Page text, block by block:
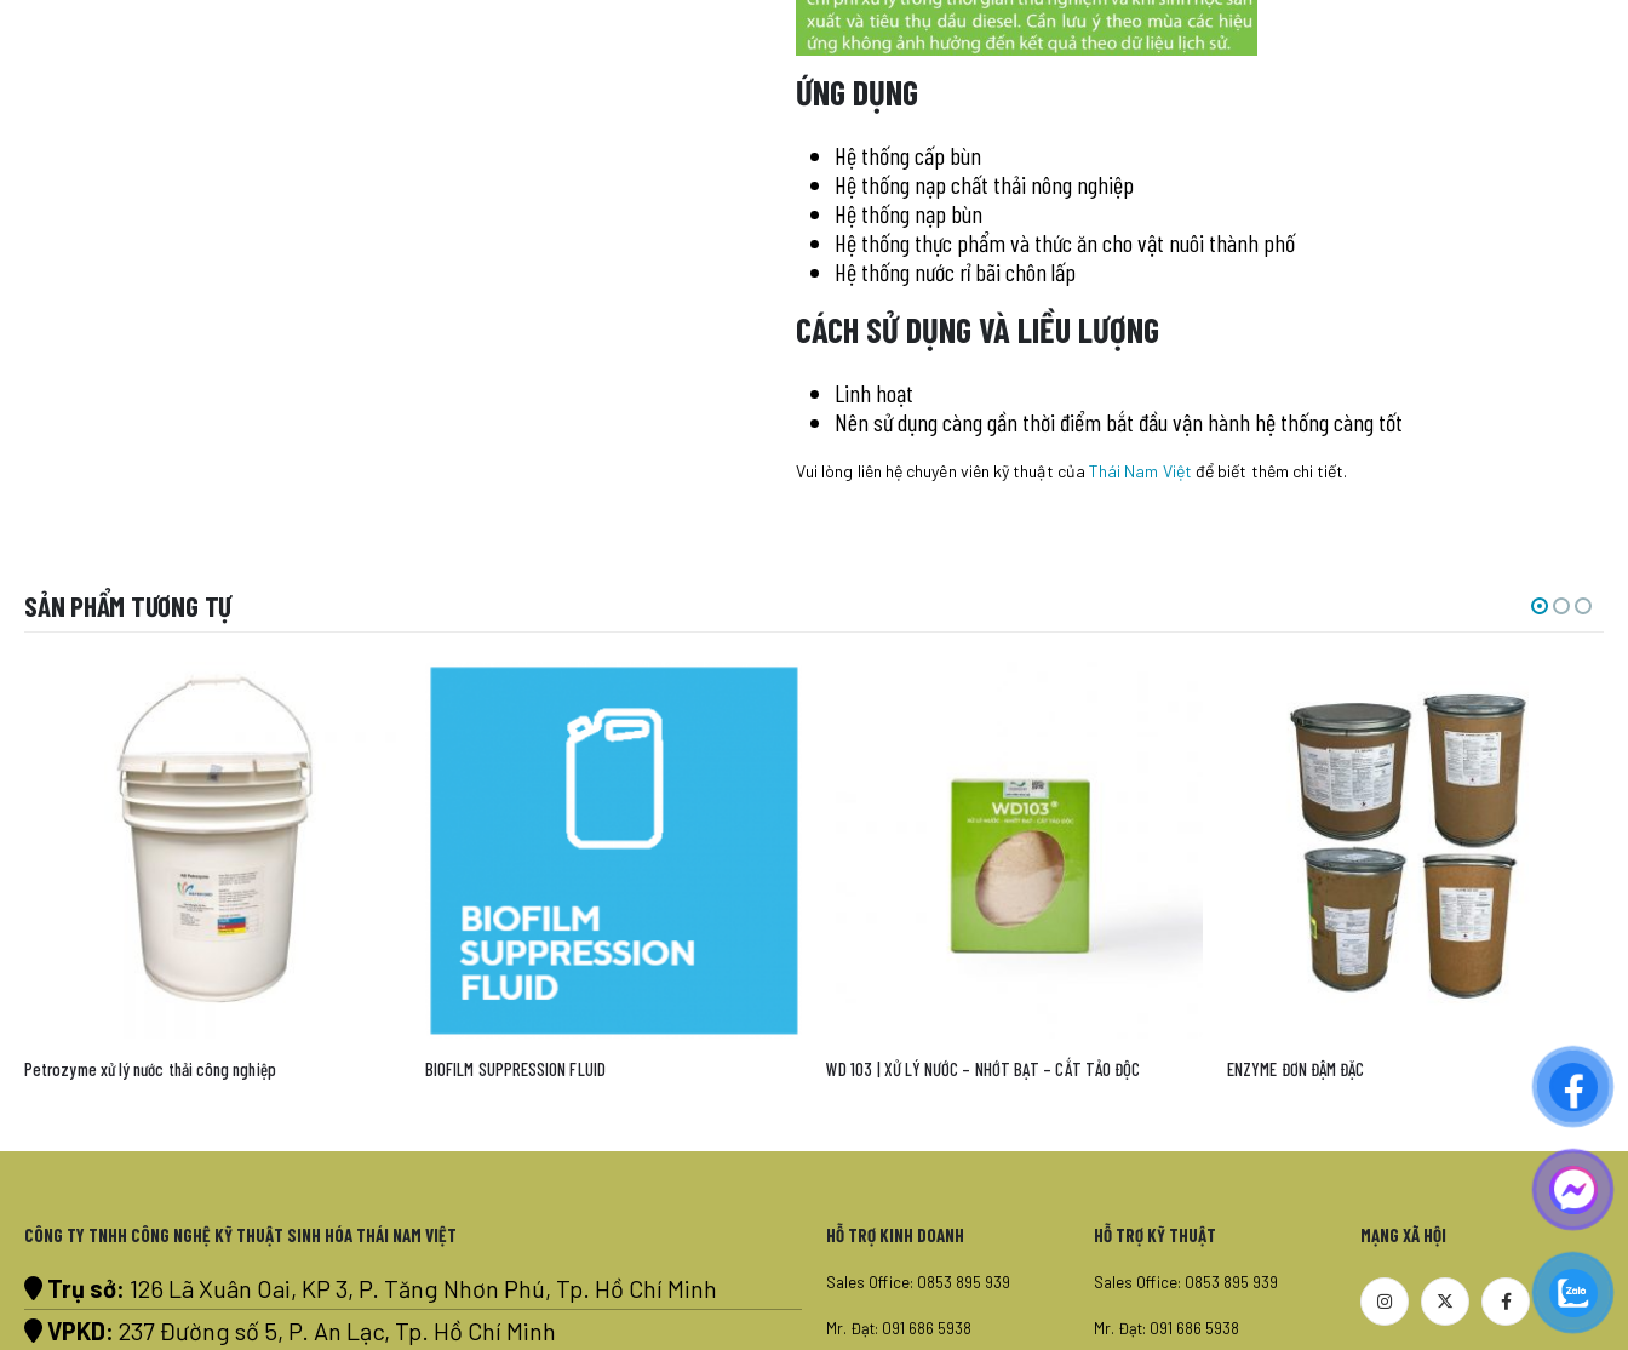
ỨNG DỤNG
Hệ thống cấp bùn
Hệ thống nạp chất thải nông nghiệp
Hệ thống nạp bùn
Hệ thống thực phẩm và thức ăn cho vật nuôi thành phố
Hệ thống nước rỉ bãi chôn lấp
CÁCH SỬ DỤNG VÀ LIỀU LƯỢNG
Linh hoạt
Nên sử dụng càng gần thời điểm bắt đầu vận hành hệ thống càng tốt
Vui lòng liên hệ chuyên viên kỹ thuật của Thái Nam Việt để biết thêm chi tiết.
SẢN PHẨM TƯƠNG TỰ
BIOFILM SUPPRESSION FLUID WD 103 | XỬ LÝ NƯỚC – NHỚT BẠT – CẮT TẢO ĐỘC ENZYME ĐƠN ĐẬM ĐẶC SULPHIDE CONTRONLLER
CÔNG TY TNHH CÔNG NGHỆ KỸ THUẬT SINH HÓA THÁI NAM VIỆT
Trụ sở: 126 Lã Xuân Oai, KP 3, P. Tăng Nhơn Phú, Tp. Hồ Chí Minh
VPKD: 237 Đường số 5, P. An Lạc, Tp. Hồ Chí Minh
HỖ TRỢ KINH DOANH
Sales Office: 0853 895 939
Mr. Đạt: 091 686 5938
HỖ TRỢ KỸ THUẬT
Sales Office: 0853 895 939
Mr. Đạt: 091 686 5938
MẠNG XÃ HỘI